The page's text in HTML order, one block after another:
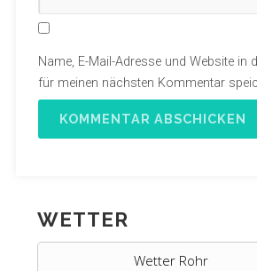
Name, E-Mail-Adresse und Website in
für meinen nächsten Kommentar
WETTER
Wetter Rohr